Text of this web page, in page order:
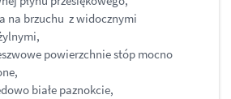
na brzuchu z widocznymi
powierzchnie stóp mocno
białe paznokcie,